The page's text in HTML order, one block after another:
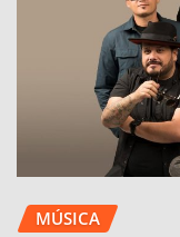
MÚSICA